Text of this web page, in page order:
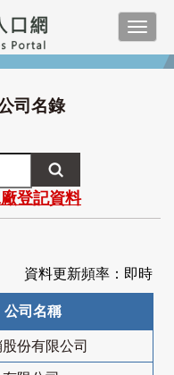
司名錄
登記資料
資料更新頻率：即時
公司名稱
份有限公司